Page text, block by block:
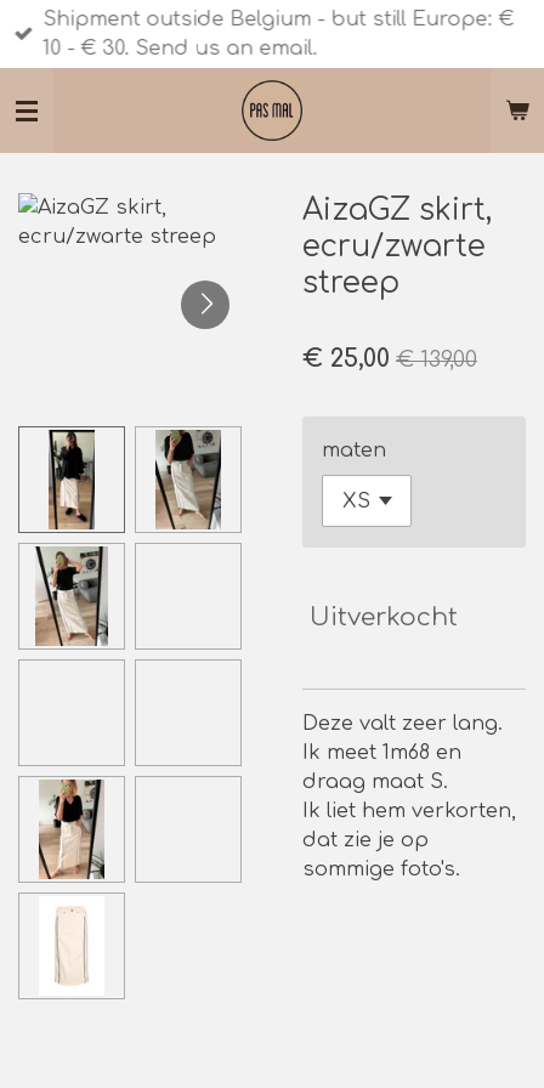
Ga
direct
de
Shipment outside Belgium - but still Europe: €
10 - € 30. Send us an email.
AizaGZ skirt,
ecru/zwarte
streep
€ 25,00 € 139,00
maten
Uitverkocht
Deze valt zeer lang.
Ik meet 1m68 en
draag maat S.
Ik liet hem verkorten,
dat zie je op
sommige foto's.